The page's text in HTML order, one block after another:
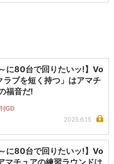
～に80台で回りたいッ!】Vo
ラブを短く持つ」はアマチ
福音だ!
GD
2025.6.15
～に80台で回りたいッ!】Vo